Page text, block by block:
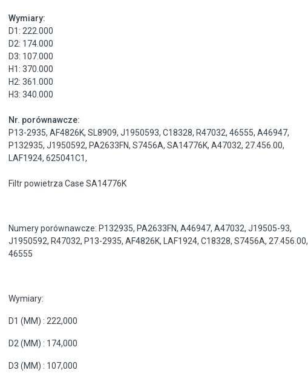
Wymiary:
D1: 222.000
D2: 174.000
D3: 107.000
H1: 370.000
H2: 361.000
H3: 340.000
Nr. porównawcze:
P13-2935,AF4826K,SL8909,J1950593,C18328, R47032,46555,A46947,
P132935,J1950592, PA2633FN,S7456A,SA14776K,A47032,27.456.00,
LAF1924,625041C1,
Filtr powietrza Case SA14776K
Numery porównawcze: P132935, PA2633FN, A46947, A47032, J19505-93,
J1950592, R47032, P13-2935, AF4826K, LAF1924, C18328, S7456A, 27.456.00,
46555
Wymiary:
D1 (MM) : 222,000
D2 (MM) : 174,000
D3 (MM) : 107,000